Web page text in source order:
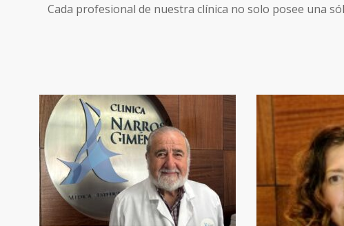
Cada profesional de nuestra clínica no solo posee una